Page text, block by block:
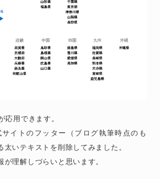
応用できます。
イトのフッター（ブログ執筆時点のも
いテキストを削除してみました。
理解しづらいと思います。